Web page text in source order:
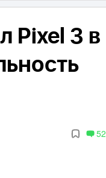
Pixel 3 в
52